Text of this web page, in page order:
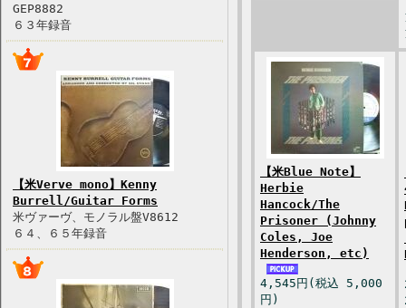
GEP8882
６３年録音
【米Verve mono】Kenny
Burrell/Guitar Forms
米ヴァーヴ、モノラル盤V8612
６４、６５年録音
【米Blue Note】
Herbie
Hancock/The
Prisoner (Johnny
Coles, Joe
Henderson, etc)
4,545円(税込 5,000
円)